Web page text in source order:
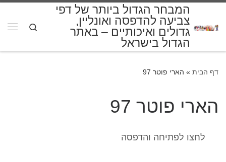
המבחר הגדול ביותר של דפי
צביעה להדפסה ואונליין,
גדולים ואיכותיים – באתר
הגדול בישראל
Search
דף הבית » הארי פוטר 97
הארי פוטר 97
לחצו לפתיחה והדפסה